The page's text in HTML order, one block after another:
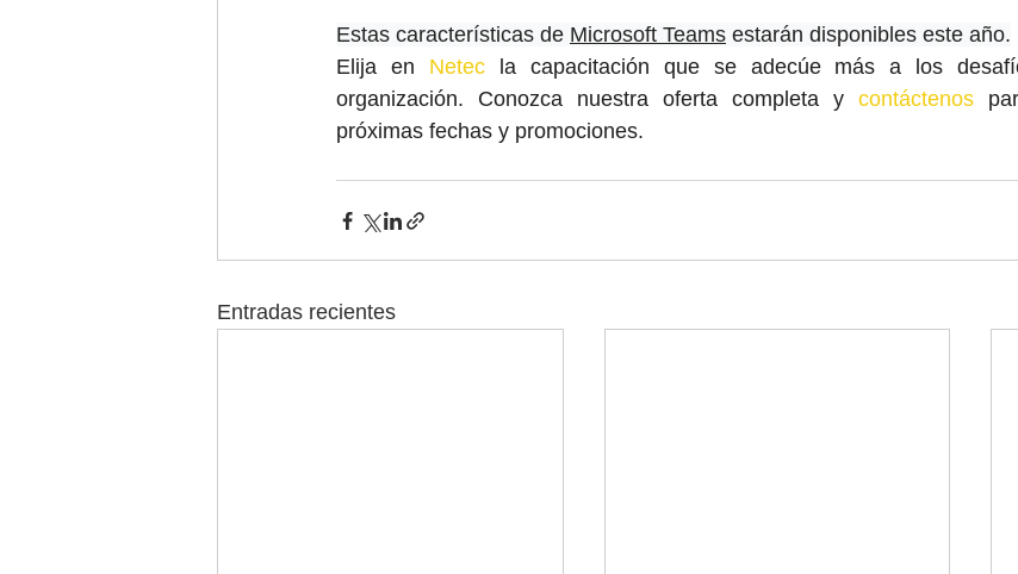
Estas características de Microsoft Teams estarán disponibles este año.
Elija en Netec la capacitación que se adecúe más a los
organización. Conozca nuestra oferta completa y contáctenos
próximas fechas y promociones.
Entradas recientes